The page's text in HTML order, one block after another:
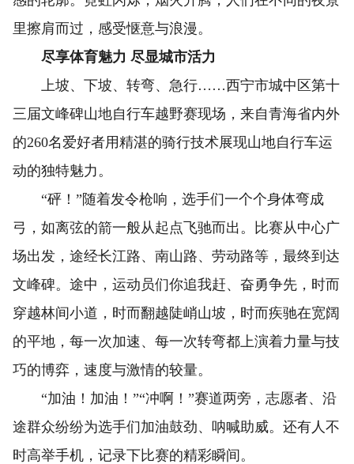
里擦肩而过，感受惬意与浪漫。
尽享体育魅力 尽显城市活力
上坡、下坡、转弯、急行……西宁市城中区第十
三届文峰碑山地自行车越野赛现场，来自青海省内外
的260名爱好者用精湛的骑行技术展现山地自行车运
动的独特魅力。
“砰！”随着发令枪响，选手们一个个身体弯成
弓，如离弦的箭一般从起点飞驰而出。比赛从中心广
场出发，途经长江路、南山路、劳动路等，最终到达
文峰碑。途中，运动员们你追我赶、奋勇争先，时而
穿越林间小道，时而翻越陡峭山坡，时而疾驰在宽阔
的平地，每一次加速、每一次转弯都上演着力量与技
巧的博弈，速度与激情的较量。
“加油！加油！”“冲啊！”赛道两旁，志愿者、沿
途群众纷纷为选手们加油鼓劲、呐喊助威。还有人不
时高举手机，记录下比赛的精彩瞬间。